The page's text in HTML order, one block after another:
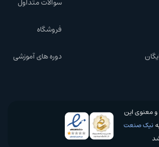
سوالات متداول
فروشگاه
دوره های آموزشی
معنوی این
نیک صنعت